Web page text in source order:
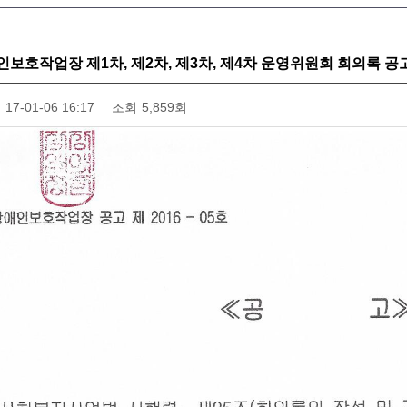
보호작업장 제1차, 제2차, 제3차, 제4차 운영위원회 회의록 공
17-01-06 16:17 조회 5,859회